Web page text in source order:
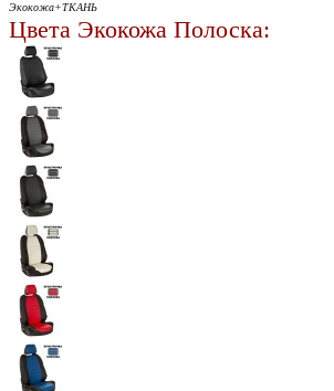
Экокожа+ТКАНЬ
Цвета Экокожа Полоска: